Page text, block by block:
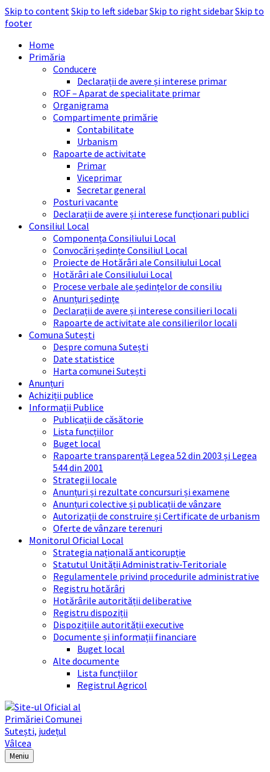
Skip to contentSkip to left sidebarSkip to right sidebarSkip to
footer
Home
Primăria
Conducere
Declarații de avere și interese primar
ROF – Aparat de specialitate primar
Organigrama
Compartimente primărie
Contabilitate
Urbanism
Rapoarte de activitate
Primar
Viceprimar
Secretar general
Posturi vacante
Declarații de avere și interese funcționari publici
Consiliul Local
Componența Consiliului Local
Convocări ședințe Consiliul Local
Proiecte de Hotărâri ale Consiliului Local
Hotărâri ale Consiliului Local
Procese verbale ale ședințelor de consiliu
Anunțuri ședințe
Declarații de avere și interese consilieri locali
Rapoarte de activitate ale consilierilor locali
Comuna Sutești
Despre comuna Sutești
Date statistice
Harta comunei Sutești
Anunțuri
Achiziții publice
Informații Publice
Publicații de căsătorie
Lista funcțiilor
Buget local
Rapoarte transparență Legea 52 din 2003 și Legea
544 din 2001
Strategii locale
Anunțuri și rezultate concursuri și examene
Anunțuri colective și publicații de vânzare
Autorizații de construire și Certificate de urbanism
Oferte de vânzare terenuri
Monitorul Oficial Local
Strategia națională anticorupție
Statutul Unității Administrativ-Teritoriale
Regulamentele privind procedurile administrative
Registru hotărâri
Hotărârile autorității deliberative
Registru dispoziții
Dispozițiile autorității executive
Documente și informații financiare
Buget local
Alte documente
Lista funcțiilor
Registrul Agricol
Meniu